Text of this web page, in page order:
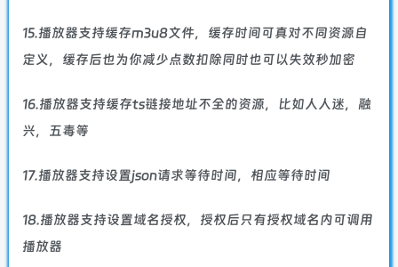
15.播放器支持缓存m3u8文件，缓存时间可真对不同资源自
定义，缓存后也为你减少点数扣除同时也可以失效秒加密
16.播放器支持缓存ts链接地址不全的资源，比如人人迷，融
兴，五毒等
17.播放器支持设置json请求等待时间，相应等待时间
18.播放器支持设置域名授权，授权后只有授权域名内可调用
播放器